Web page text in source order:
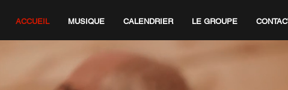
ACCUEIL MUSIQUE CALENDRIER LE GROUPE